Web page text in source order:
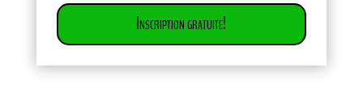
Inscription gratuite!